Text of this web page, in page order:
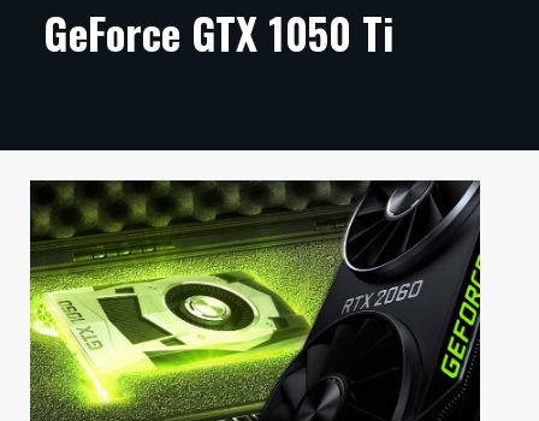
ARTIKKELIT
TECHBBS
TIETOA
HINTA.FI
KAUPPA
VAIHDA TEEMA
GeForce GTX 1050 Ti